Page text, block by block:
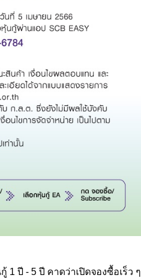
ปี - 5 ปี คาดว่าเปิดจองซื้อเร็ว ๆ